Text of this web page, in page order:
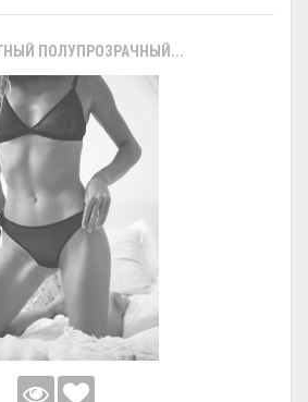
ПОЛУПРОЗРАЧНЫЙ...